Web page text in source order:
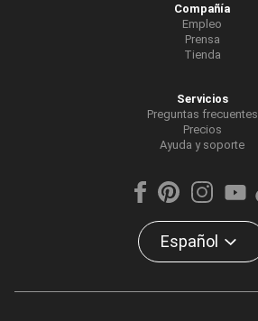
Compañía
Empleo
Prensa
Tienda
Servicios
Preguntas frecuentes
Precios
Ayuda y soporte
Español